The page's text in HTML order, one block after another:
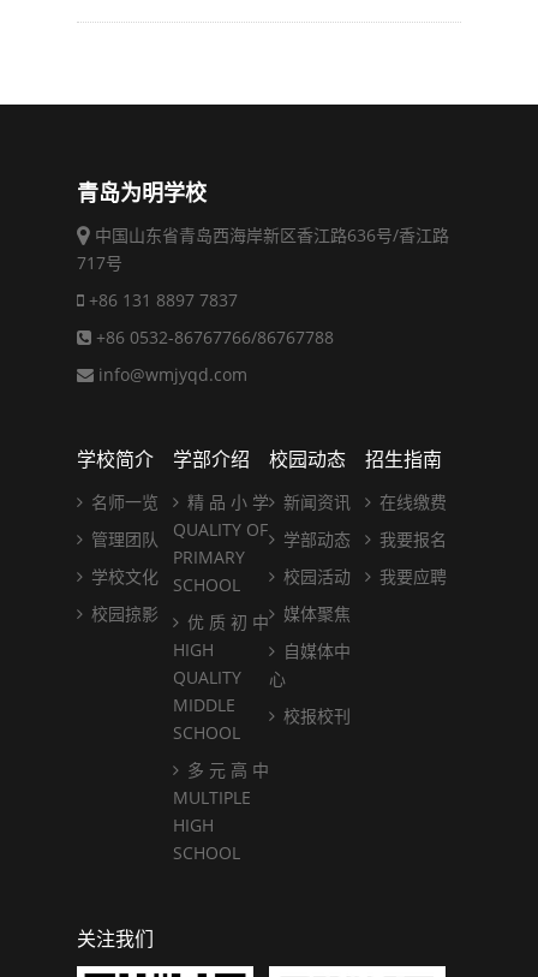
青岛为明学校
中国山东省青岛西海岸新区香江路636号/香江路
717号
+86 131 8897 7837
+86 0532-86767766/86767788
info@wmjyqd.com
学校简介
名师一览
管理团队
学校文化
校园掠影
学部介绍
精 品 小 学
QUALITY OF
PRIMARY
SCHOOL
优 质 初 中
HIGH
QUALITY
MIDDLE
SCHOOL
多 元 高 中
MULTIPLE
HIGH
SCHOOL
校园动态
新闻资讯
学部动态
校园活动
媒体聚焦
自媒体中
心
校报校刊
招生指南
在线缴费
我要报名
我要应聘
关注我们